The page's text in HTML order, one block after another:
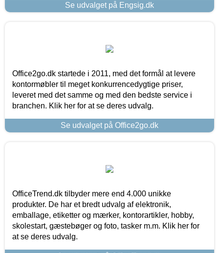
Se udvalget på Engsig.dk
Office2go.dk startede i 2011, med det formål at levere
kontormøbler til meget konkurrencedygtige priser,
leveret med det samme og med den bedste service i
branchen. Klik her for at se deres udvalg.
Se udvalget på Office2go.dk
OfficeTrend.dk tilbyder mere end 4.000 unikke
produkter. De har et bredt udvalg af elektronik,
emballage, etiketter og mærker, kontorartikler, hobby,
skolestart, gæstebøger og foto, tasker m.m. Klik her for
at se deres udvalg.